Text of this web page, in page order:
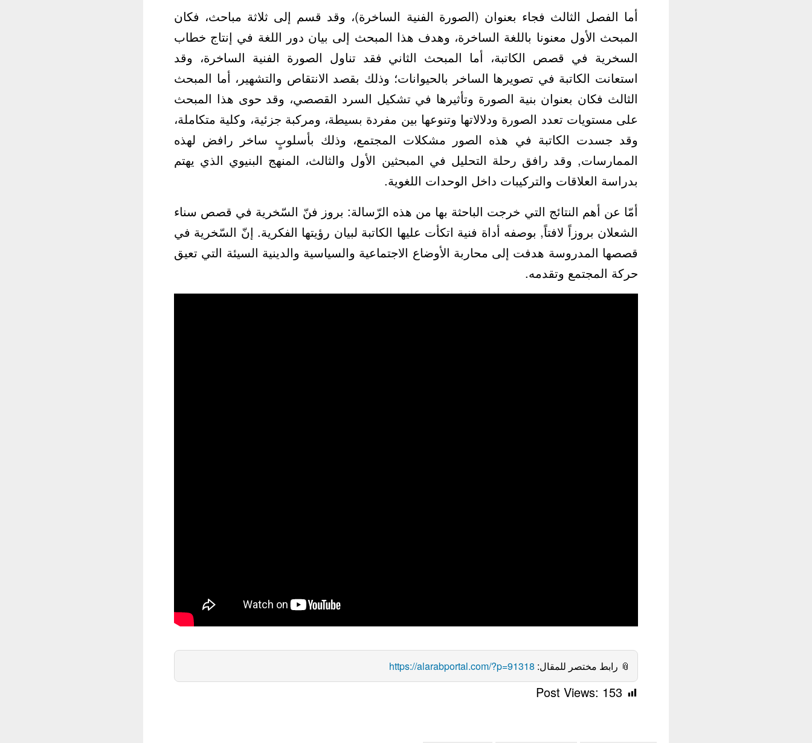
أما الفصل الثالث فجاء بعنوان (الصورة الفنية الساخرة)، وقد قسم إلى ثلاثة مباحث، فكان
المبحث الأول معنونا باللغة الساخرة، وهدف هذا المبحث إلى بيان دور اللغة في إنتاج خطاب
السخرية في قصص الكاتبة، أما المبحث الثاني فقد تناول الصورة الفنية الساخرة، وقد
استعانت الكاتبة في تصويرها الساخر بالحيوانات؛ وذلك بقصد الانتقاص والتشهير، أما المبحث
الثالث فكان بعنوان بنية الصورة وتأثيرها في تشكيل السرد القصصي، وقد حوى هذا المبحث
على مستويات تعدد الصورة ودلالاتها وتنوعها بين مفردة بسيطة، ومركبة جزئية، وكلية متكاملة،
وقد جسدت الكاتبة في هذه الصور مشكلات المجتمع، وذلك بأسلوبٍ ساخر رافض لهذه
الممارسات, وقد رافق رحلة التحليل في المبحثين الأول والثالث، المنهج البنيوي الذي يهتم
بدراسة العلاقات والتركيبات داخل الوحدات اللغوية.
أمّا عن أهم النتائج التي خرجت الباحثة بها من هذه الرّسالة: بروز فنّ السّخرية في قصص سناء
الشعلان بروزاً لافتاً, بوصفه أداة فنية اتكأت عليها الكاتبة لبيان رؤيتها الفكرية. إنّ السّخرية في
قصصها المدروسة هدفت إلى محاربة الأوضاع الاجتماعية والسياسية والدينية السيئة التي تعيق
حركة المجتمع وتقدمه.
📎 رابط مختصر للمقال: https://alarabportal.com/?p=91318
Post Views: 153